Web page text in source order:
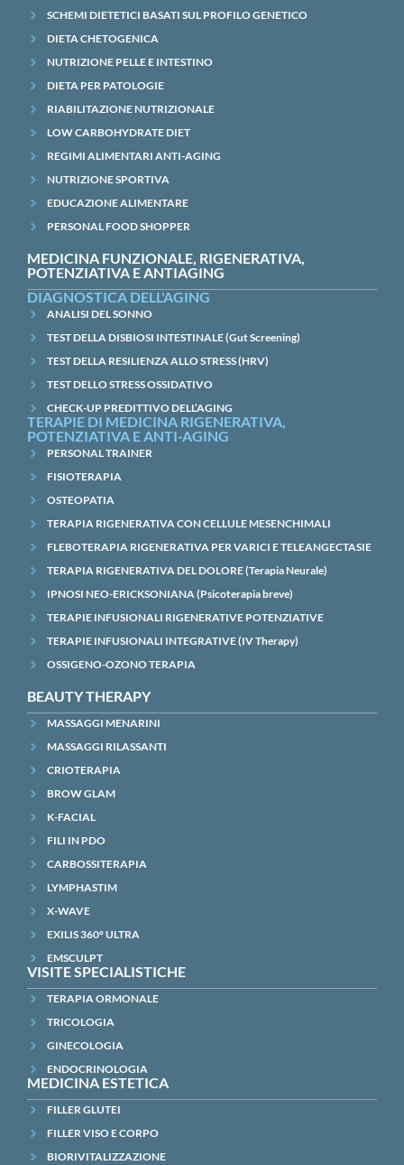
SCHEMI DIETETICI BASATI SUL PROFILO GENETICO
DIETA CHETOGENICA
NUTRIZIONE PELLE E INTESTINO
DIETA PER PATOLOGIE
RIABILITAZIONE NUTRIZIONALE
LOW CARBOHYDRATE DIET
REGIMI ALIMENTARI ANTI-AGING
NUTRIZIONE SPORTIVA
EDUCAZIONE ALIMENTARE
PERSONAL FOOD SHOPPER
MEDICINA FUNZIONALE, RIGENERATIVA,
POTENZIATIVA E ANTIAGING
DIAGNOSTICA DELL'AGING
ANALISI DEL SONNO
TEST DELLA DISBIOSI INTESTINALE (Gut Screening)
TEST DELLA RESILIENZA ALLO STRESS (HRV)
TEST DELLO STRESS OSSIDATIVO
CHECK-UP PREDITTIVO DELL’AGING
TERAPIE DI MEDICINA RIGENERATIVA,
POTENZIATIVA E ANTI-AGING
PERSONAL TRAINER
FISIOTERAPIA
OSTEOPATIA
TERAPIA RIGENERATIVA CON CELLULE MESENCHIMALI
FLEBOTERAPIA RIGENERATIVA PER VARICI E TELEANGECTASIE
TERAPIA RIGENERATIVA DEL DOLORE (Terapia Neurale)
IPNOSI NEO-ERICKSONIANA (Psicoterapia breve)
TERAPIE INFUSIONALI RIGENERATIVE POTENZIATIVE
TERAPIE INFUSIONALI INTEGRATIVE (IV Therapy)
OSSIGENO-OZONO TERAPIA
BEAUTY THERAPY
MASSAGGI MENARINI
MASSAGGI RILASSANTI
CRIOTERAPIA
BROW GLAM
K-FACIAL
FILI IN PDO
CARBOSSITERAPIA
LYMPHASTIM
X-WAVE
EXILIS 360° ULTRA
EMSCULPT
VISITE SPECIALISTICHE
TERAPIA ORMONALE
TRICOLOGIA
GINECOLOGIA
ENDOCRINOLOGIA
MEDICINA ESTETICA
FILLER GLUTEI
FILLER VISO E CORPO
BIORIVITALIZZAZIONE